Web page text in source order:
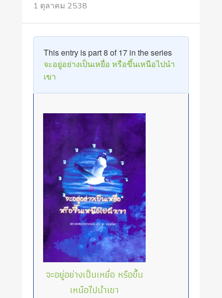
1 ตุลาคม 2538
This entry is part 8 of 17 in the series
จะอยู่อย่างเป็นเหยื่อ หรือขึ้นเหนือไปนำ
เขา
จะอยู่อย่างเป็นเหยื่อ หรือขึ้น
เหนือไปนำเขา